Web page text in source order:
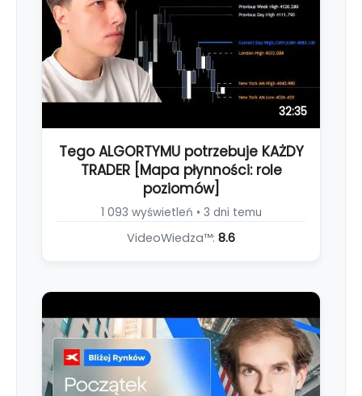
32:35
Tego ALGORTYMU potrzebuje KAŻDY
TRADER [Mapa płynności: role
poziomów]
1 093 wyświetleń • 3 dni temu
VideoWiedza™: 8.6